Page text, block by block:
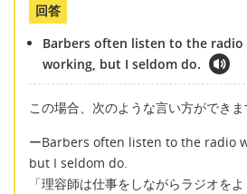
回答
Barbers often listen to the
working, but I seldom do.
この場合、次のような言い方ができま
ーBarbers often listen to the radio
but I seldom do.
「理容師は仕事をしながらラジオを